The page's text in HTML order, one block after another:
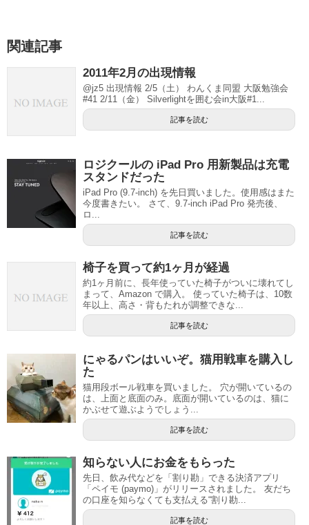
関連記事
2011年2月の出現情報
@jz5 出現情報 2/5（土） わんくま同盟 大阪勉強会
#41 2/11（金） Silverlightを囲む会in大阪#1...
記事を読む
ロジクールの iPad Pro 用新製品は充電
スタンドだった
iPad Pro (9.7-inch) を先日買いました。使用感はまた
今度書きたい。 さて、9.7-inch iPad Pro 発売後、
ロ...
記事を読む
椅子を買って約1ヶ月が経過
約1ヶ月前に、長年使っていた椅子がついに壊れてし
まって、Amazon で購入。 使っていた椅子は、10数
年以上、高さ・背もたれが調整できな...
記事を読む
にゃるパンはいいぞ。猫用戦車を購入し
た
猫用段ボール戦車を買いました。 穴が開いているの
は、上面と底面のみ。底面が開いているのは、猫に
かぶせて遊ぶようでしょう...
記事を読む
知らない人にお金をもらった
先日、飲み代などを「割り勘」できる決済アプリ
「ペイモ (paymo)」がリリースされました。 友だち
の口座を知らなくても支払える“割り勘...
記事を読む